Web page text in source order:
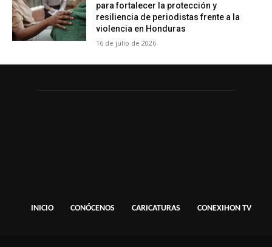
para fortalecer la protección y
resiliencia de periodistas frente a la
violencia en Honduras
16 de julio de 2026
INICIO CONÓCENOS CARICATURAS CONEXIHON TV